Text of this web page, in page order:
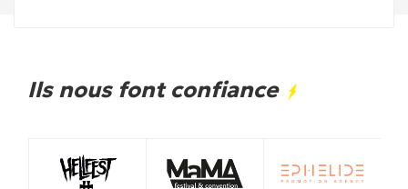
Ils nous font confiance